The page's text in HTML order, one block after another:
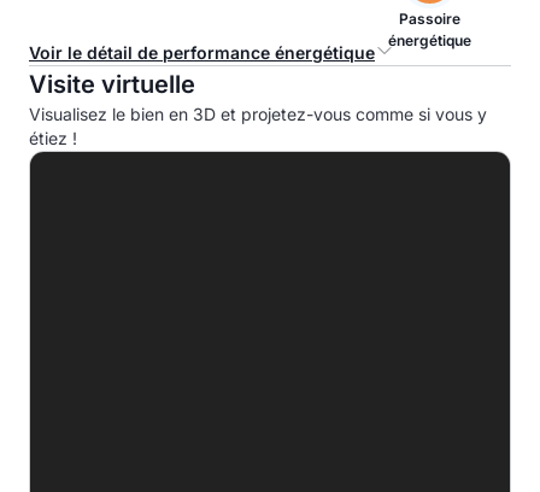
Passoire
énergétique
Voir le détail de performance énergétique
Consommation d'énergie primaire (CEP)
A
Visite virtuelle
Visualisez le bien en 3D et projetez-vous comme si vous y
étiez !